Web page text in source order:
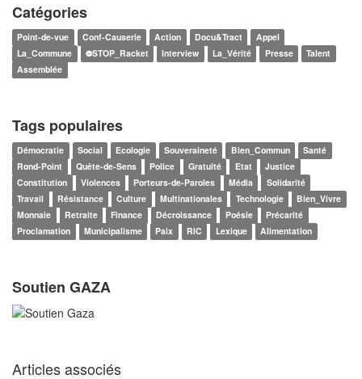
Catégories
Point-de-vue Conf-Causerie Action Docu&Tract
Appel
La_Commune
⛔STOP_Racket Interview La_Vérité Presse
Talent
Assemblée
Tags populaires
Démocratie Social Ecologie Souveraineté Bien_Commun
Santé
Rond-Point
Quête-de-Sens Police Gratuité Etat
Justice
Constitution
Violences Porteurs-de-Paroles Média
Solidarité
Travail
Résistance Culture Multinationales Technologie
Bien_Vivre
Monnaie
Retraite Finance Décroissance Poésie
Précarité
Proclamation
Municipalisme Paix RIC Lexique Alimentation
Soutien GAZA
Articles associés